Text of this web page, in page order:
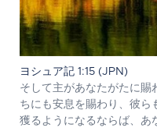
ヨシュア記 1:15 (JPN)
そして主があなたがたに賜
ちにも安息を賜わり、彼ら
獲るようになるならば、あ